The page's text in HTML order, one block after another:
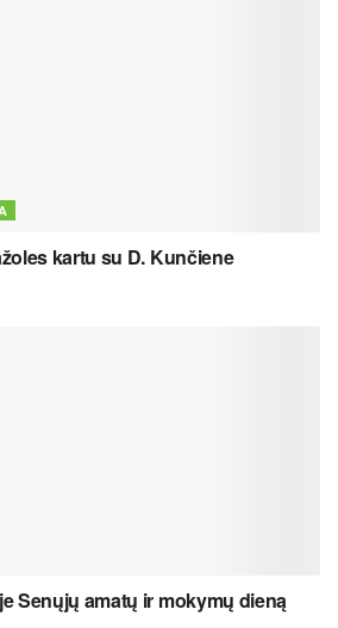
kartu su D. Kunčiene
Senųjų amatų ir mokymų dieną